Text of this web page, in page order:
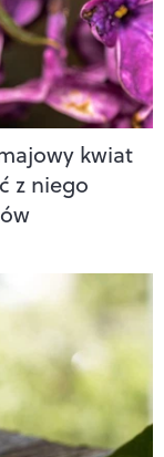
kwiat
z niego